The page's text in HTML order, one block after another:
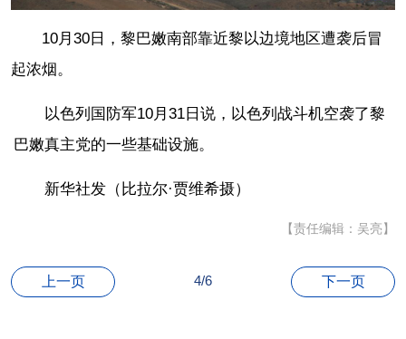
10月30日，黎巴嫩南部靠近黎以边境地区遭袭后冒
起浓烟。
以色列国防军10月31日说，以色列战斗机空袭了黎
巴嫩真主党的一些基础设施。
新华社发（比拉尔·贾维希摄）
【责任编辑：吴亮】
上一页 4/6 下一页